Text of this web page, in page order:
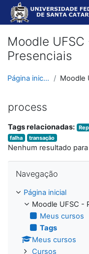
Ir para o conteúdo principal
Moodle
Presenciais
Página inicial
process
Tags relacionadas:
falha
transação
Nenhum resultado
Navegação
Página inicial
Moodle UFSC -
Meus cursos
Tags
Meus cursos
Cursos